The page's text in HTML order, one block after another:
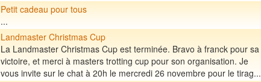
Petit cadeau pour tous
...
Landmaster Christmas Cup
La Landmaster Christmas Cup est terminée. Bravo à franck pour sa
victoire, et merci à masters trotting cup pour son organisation. Je
vous invite sur le chat à 20h le mercredi 26 novembre pour le tirag...